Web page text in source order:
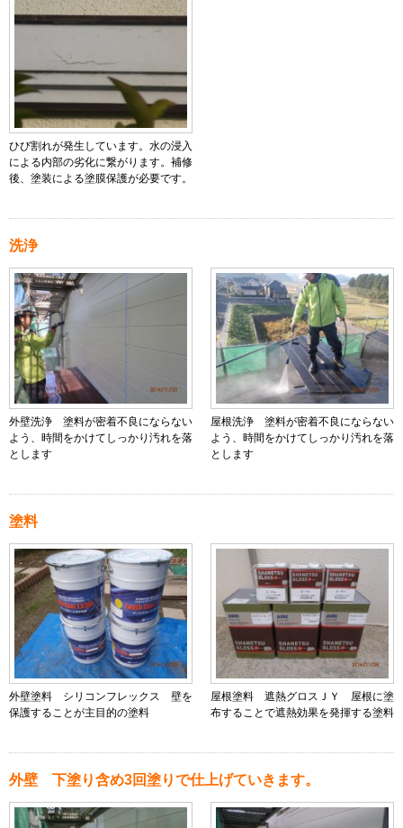
ひび割れが発生しています。水の浸入
による内部の劣化に繋がります。補修
後、塗装による塗膜保護が必要です。
洗浄
外壁洗浄 塗料が密着不良にならない
よう、時間をかけてしっかり汚れを落
とします
屋根洗浄 塗料が密着不良にならない
よう、時間をかけてしっかり汚れを落
とします
塗料
外壁塗料 シリコンフレックス 壁を
保護することが主目的の塗料
屋根塗料 遮熱グロスＪＹ 屋根に塗
布することで遮熱効果を発揮する塗料
外壁 下塗り含め3回塗りで仕上げていきます。